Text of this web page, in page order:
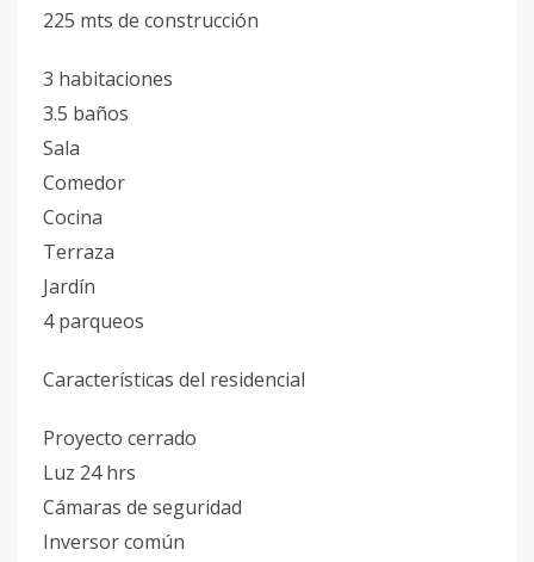
225 mts de construcción
3 habitaciones
3.5 baños
Sala
Comedor
Cocina
Terraza
Jardín
4 parqueos
Características del residencial
Proyecto cerrado
Luz 24 hrs
Cámaras de seguridad
Inversor común